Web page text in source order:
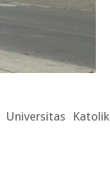
Universitas Katolik